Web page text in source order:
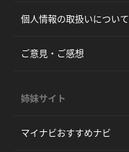
個人情報の取扱いについて
ご意見・ご感想
姉妹サイト
マイナビおすすめナビ